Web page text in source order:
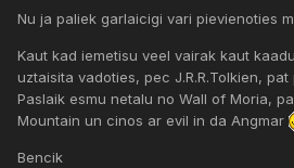
Nu ja paliek garlaicigi vari pievienoties
Kaut kad iemetisu veel vairak kaut
uztaisita vadoties, pec J.R.R.Tolkien,
Paslaik esmu netalu no Wall of Moria,
Mountain un cinos ar evil in da Angmar
Bencik